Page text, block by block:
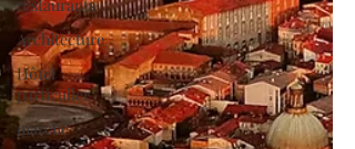
restaurants
Architecture
Hôtel
particulier
marché